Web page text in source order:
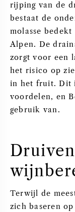
rijping van de
bestaat de
molasse
Alpen. De
zorgt voor een
het risico op
in het fruit. Dit
voordelen, en
gebruik van.
Terwijl de
zich baseren op